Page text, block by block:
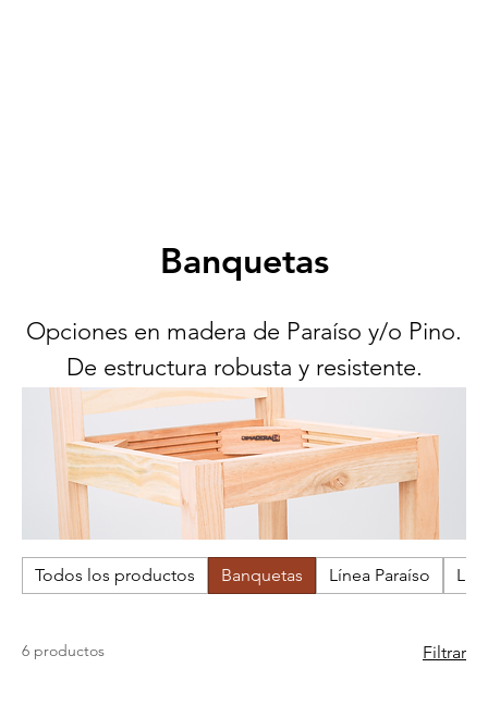
Banquetas
Opciones en madera de Paraíso y/o Pino.
De estructura robusta y resistente.
Todos los productos Banquetas Línea Paraíso
6 productos Filtrar